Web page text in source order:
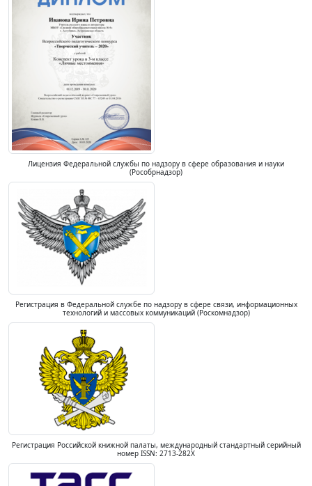
Лицензия Федеральной службы по надзору в сфере образования и науки
(Рособрнадзор)
Регистрация в Федеральной службе по надзору в сфере связи, информационных
технологий и массовых коммуникаций (Роскомнадзор)
Регистрация Российской книжной палаты, международный стандартный серийный
номер ISSN: 2713-282X